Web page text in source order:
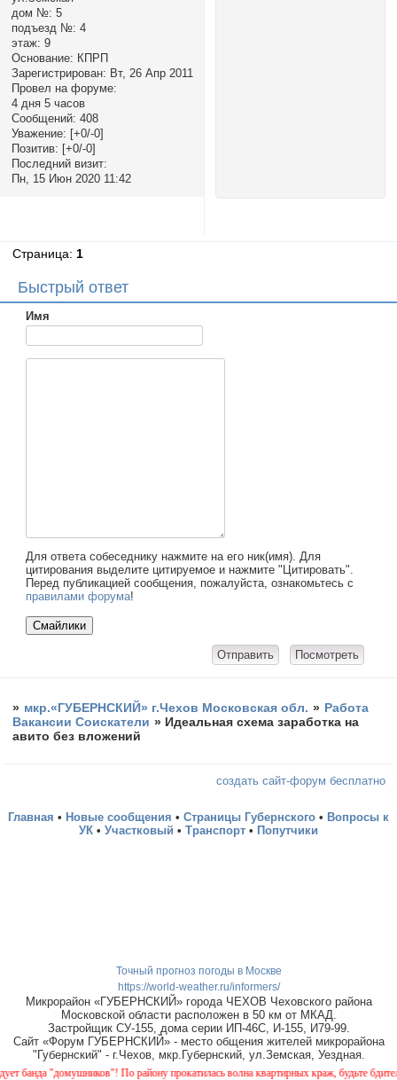
дом №: 5
подъезд №: 4
этаж: 9
Основание: КПРП
Зарегистрирован: Вт, 26 Апр 2011
Провел на форуме:
4 дня 5 часов
Сообщений: 408
Уважение: [+0/-0]
Позитив: [+0/-0]
Последний визит:
Пн, 15 Июн 2020 11:42
Страница: 1
Быстрый ответ
Имя
Для ответа собеседнику нажмите на его ник(имя). Для
цитирования выделите цитируемое и нажмите "Цитировать".
Перед публикацией сообщения, пожалуйста, ознакомьтесь с
правилами форума!
» мкр.«ГУБЕРНСКИЙ» г.Чехов Московская обл. » Работа
Вакансии Соискатели » Идеальная схема заработка на
авито без вложений
создать сайт-форум бесплатно
Главная • Новые сообщения • Страницы Губернского • Вопросы к
УК • Участковый • Транспорт • Попутчики
Точный прогноз погоды в Москве
https://world-weather.ru/informers/
Микрорайон «ГУБЕРНСКИЙ» города ЧЕХОВ Чеховского района
Московской области расположен в 50 км от МКАД.
Застройщик СУ-155, дома серии ИП-46С, И-155, И79-99.
Сайт «Форум ГУБЕРНСКИЙ» - место общения жителей микрорайона
"Губернский" - г.Чехов, мкр.Губернский, ул.Земская, Уездная.
"домушников"! По району прокатилась волна квартирных краж, будьте бдительны!